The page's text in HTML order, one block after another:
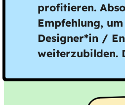
profitieren.
Empfehlung,
Designer*in /
weiterzu­bilden.